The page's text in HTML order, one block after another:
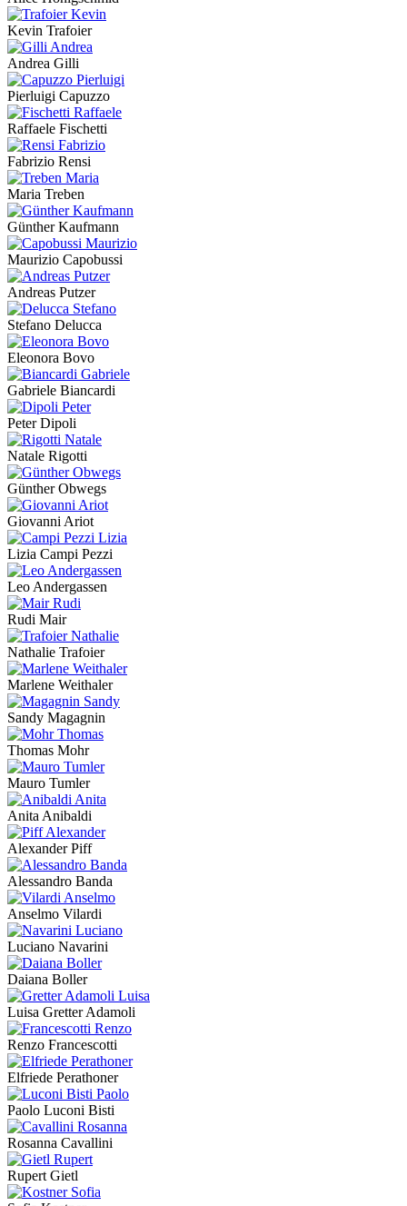
Kevin Trafoier
Andrea Gilli
Pierluigi Capuzzo
Raffaele Fischetti
Fabrizio Rensi
Maria Treben
Günther Kaufmann
Maurizio Capobussi
Andreas Putzer
Stefano Delucca
Eleonora Bovo
Gabriele Biancardi
Peter Dipoli
Natale Rigotti
Günther Obwegs
Giovanni Ariot
Lizia Campi Pezzi
Leo Andergassen
Rudi Mair
Nathalie Trafoier
Marlene Weithaler
Sandy Magagnin
Thomas Mohr
Mauro Tumler
Anita Anibaldi
Alexander Piff
Alessandro Banda
Anselmo Vilardi
Luciano Navarini
Daiana Boller
Luisa Gretter Adamoli
Renzo Francescotti
Elfriede Perathoner
Paolo Luconi Bisti
Rosanna Cavallini
Rupert Gietl